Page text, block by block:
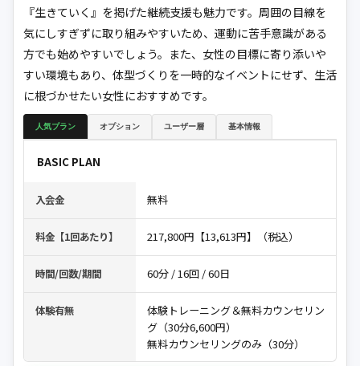
『生きていく』を掲げた継続支援も魅力です。周囲の目線を
気にしすぎずに取り組みやすいため、運動に苦手意識がある
方でも始めやすいでしょう。また、女性の目標に寄り添いや
すい環境もあり、体型づくりを一時的なイベントにせず、生活
に根づかせたい女性におすすめです。
人気プラン オプション ユーザー層 基本情報
BASIC PLAN
入会金 無料
料金【1回あたり】 217,800円【13,613円】（税込）
時間/回数/期間 60分 / 16回 / 60日
体験有無
体験トレーニング＆無料カウンセリン
グ（30分6,600円）
無料カウンセリングのみ（30分）